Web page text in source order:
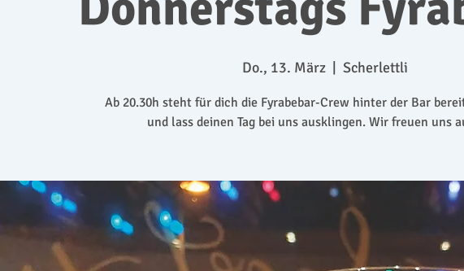
Do., 13. März Scherlettli
Ab 20.30h steht für dich die Fyrabebar-Crew hinter der Bar
und lass deinen Tag bei uns ausklingen. Wir freuen uns